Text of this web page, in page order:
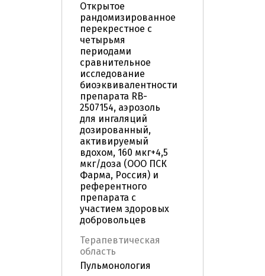
Открытое
рандомизированное
перекрестное с
четырьмя
периодами
сравнительное
исследование
биоэквивалентности
препарата RB-
2507154, аэрозоль
для ингаляций
дозированный,
активируемый
вдохом, 160 мкг+4,5
мкг/доза (ООО ПСК
Фарма, Россия) и
референтного
препарата с
участием здоровых
добровольцев
Терапевтическая
область
Пульмонология